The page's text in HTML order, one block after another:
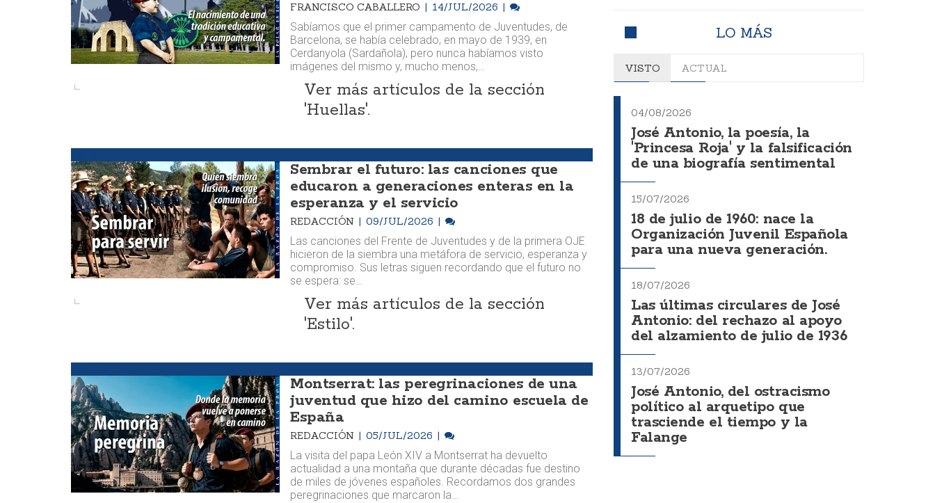
FRANCISCO CABALLERO 14/JUL/2026
Sabíamos que el primer campamento de Juventudes, de
Barcelona, se había celebrado, en mayo de 1939, en
Cerdanyola (Sardañola), pero nunca habíamos visto
imágenes del mismo y, mucho menos,…
Ver más artículos de la sección
'Huellas'.
Sembrar el futuro: las canciones que
educaron a generaciones enteras en la
esperanza y el servicio
REDACCIÓN 09/JUL/2026
Las canciones del Frente de Juventudes y de la primera OJE
hicieron de la siembra una metáfora de servicio, esperanza y
compromiso. Sus letras siguen recordando que el futuro no
se espera: se…
Ver más artículos de la sección
'Estilo'.
Montserrat: las peregrinaciones de una
juventud que hizo del camino escuela de
España
REDACCIÓN 05/JUL/2026
La visita del papa León XIV a Montserrat ha devuelto
actualidad a una montaña que durante décadas fue destino
de miles de jóvenes españoles. Recordamos dos grandes
peregrinaciones que marcaron la…
LO MÁS
VISTO ACTUAL
04/08/2026
José Antonio, la poesía, la
'Princesa Roja' y la falsificación
de una biografía sentimental
15/07/2026
18 de julio de 1960: nace la
Organización Juvenil Española
para una nueva generación.
18/07/2026
Las últimas circulares de José
Antonio: del rechazo al apoyo
del alzamiento de julio de 1936
13/07/2026
José Antonio, del ostracismo
político al arquetipo que
trasciende el tiempo y la
Falange